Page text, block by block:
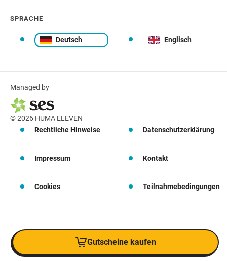
SPRACHE
Deutsch Englisch
Managed by
© 2026 HUMA ELEVEN
Rechtliche Hinweise
Datenschutzerklärung
Impressum Kontakt
Cookies Teilnahmebedingungen
Gutscheine kaufen